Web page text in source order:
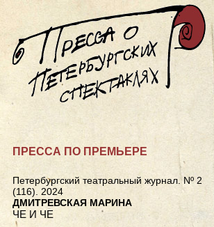
ПРЕССА ПО ПРЕМЬЕРЕ
Петербургский театральный журнал. Nº 2
(116). 2024
ДМИТРЕВСКАЯ МАРИНА
ЧЕ И ЧЕ